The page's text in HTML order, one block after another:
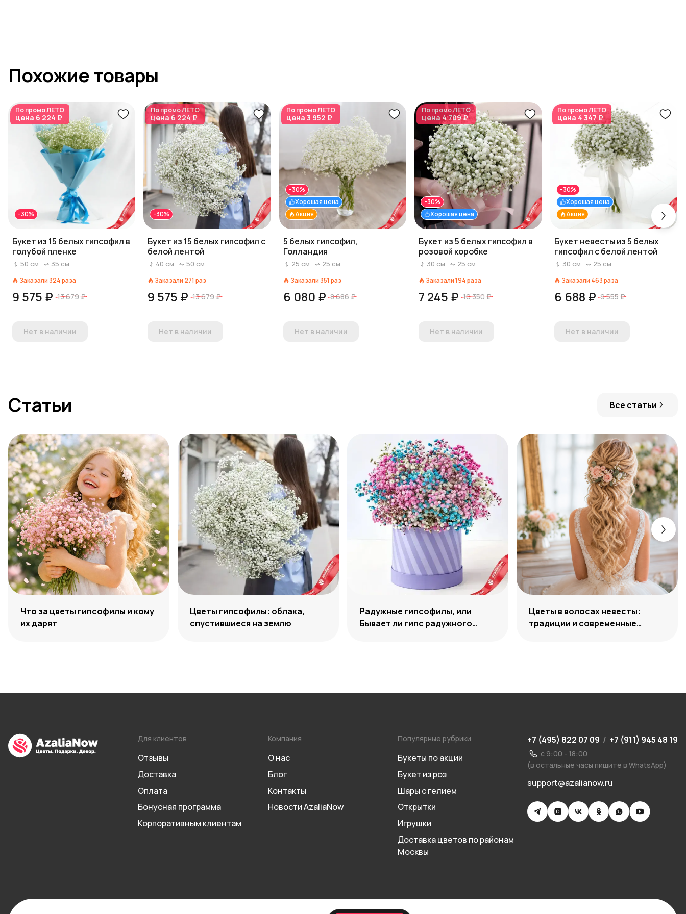
Похожие товары
По промоЛЕТО
цена 6 224 ₽
-30%
Букет из 15 белых гипсофил в
голубой пленке
50 см 35 см
Заказали 324раза
9 575 ₽ 13 679 ₽
Нет в наличии
По промоЛЕТО
цена 6 224 ₽
-30%
Букет из 15 белых гипсофил с
белой лентой
40 см 50 см
Заказали 271 раз
9 575 ₽ 13 679 ₽
Нет в наличии
По промоЛЕТО
цена 3 952 ₽
Акция
Хорошая цена
-30%
5 белых гипсофил,
Голландия
25 см 25 см
Заказали 351 раз
6 080 ₽ 8 686 ₽
Нет в наличии
По промоЛЕТО
цена 4 709 ₽
Хорошая цена
-30%
Букет из 5 белых гипсофил в
розовой коробке
30 см 25 см
Заказали194раза
7 245 ₽ 10 350 ₽
Нет в наличии
По промоЛЕТО
цена 4 347 ₽
Акция
Хорошая цена
-30%
Букет невесты из 5 белых
гипсофил с белой лентой
30 см 25 см
Заказали 463раза
6 688 ₽ 9 555 ₽
Нет в наличии
Статьи Все статьи
Что за цветы гипсофилы и кому
их дарят
Цветы гипсофилы: облака,
спустившиеся на землю
Радужные гипсофилы, или
Бывает ли гипс радужного
Цветы в волосах невесты:
традиции и современные
Для клиентов
Отзывы
Доставка
Оплата
Бонусная программа
Корпоративным клиентам
Компания
О нас
Блог
Контакты
Новости AzaliaNow
Популярные рубрики
Букеты по акции
Букет из роз
Шары с гелием
Открытки
Игрушки
Доставка цветов по районам
Москвы
+7 (495) 822 07 09 / +7 (911) 945 48 19
с 9:00 - 18:00
(в остальные часы пишите в WhatsApp)
support@azalianow.ru